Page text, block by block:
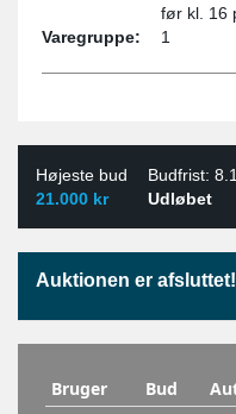
før kl. 16
Varegruppe:
1
Højeste bud Budfrist:
21.000 kr
Udløbet
Auktionen er afsluttet!